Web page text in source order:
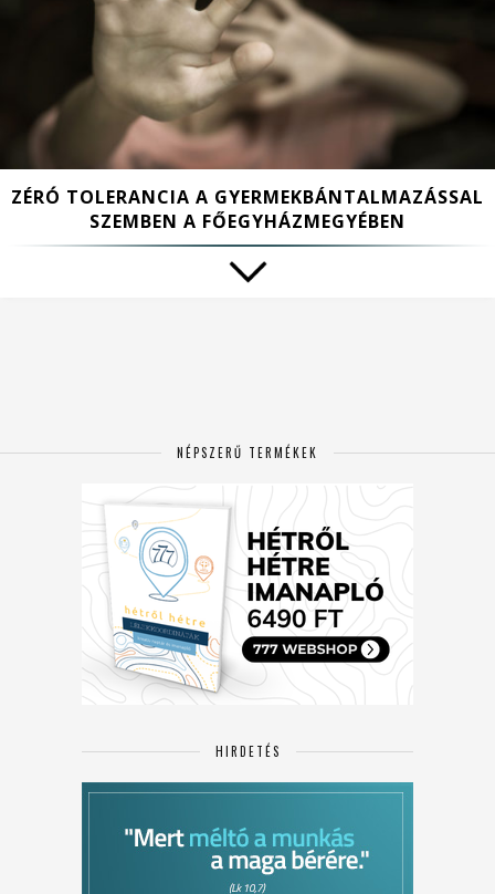
ZÉRÓ TOLERANCIA A GYERMEKBÁNTALMAZÁSSAL
SZEMBEN A FŐEGYHÁZMEGYÉBEN
NÉPSZERŰ TERMÉKEK
HIRDETÉS